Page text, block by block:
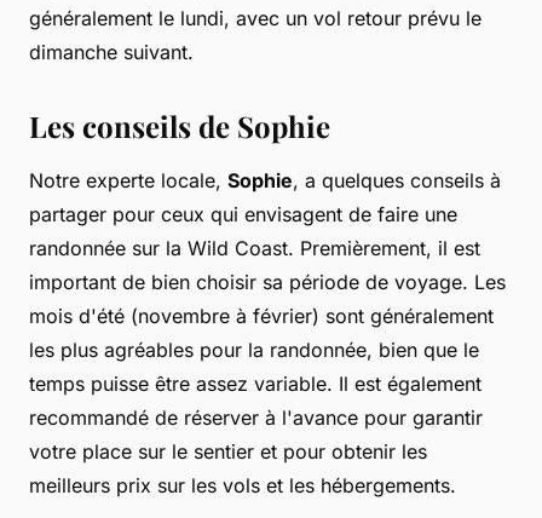
généralement le lundi, avec un vol retour prévu le
dimanche suivant.
Les conseils de Sophie
Notre experte locale, Sophie, a quelques conseils à
partager pour ceux qui envisagent de faire une
randonnée sur la Wild Coast. Premièrement, il est
important de bien choisir sa période de voyage. Les
mois d'été (novembre à février) sont généralement
les plus agréables pour la randonnée, bien que le
temps puisse être assez variable. Il est également
recommandé de réserver à l'avance pour garantir
votre place sur le sentier et pour obtenir les
meilleurs prix sur les vols et les hébergements.